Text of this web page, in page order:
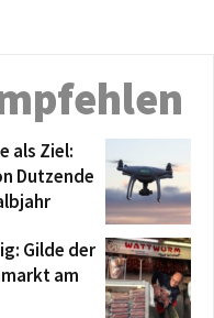
als Ziel:
Dutzende
Gilde der
am